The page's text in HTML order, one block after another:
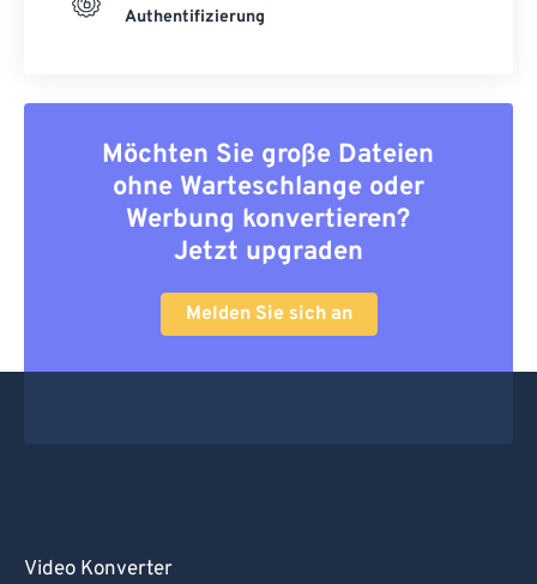
Authentifizierung
Möchten Sie große Dateien
ohne Warteschlange oder
Werbung konvertieren?
Jetzt upgraden
Melden Sie sich an
Video Konverter